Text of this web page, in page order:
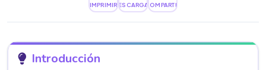
IMPRIMIRDESCARGARCOMPARTIR
Introducción